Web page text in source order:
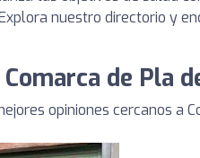
nuestro directorio y
de Pla
opiniones cercanos a